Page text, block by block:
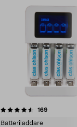
169
Batteriladdare
4.5 av 5 stjärnor